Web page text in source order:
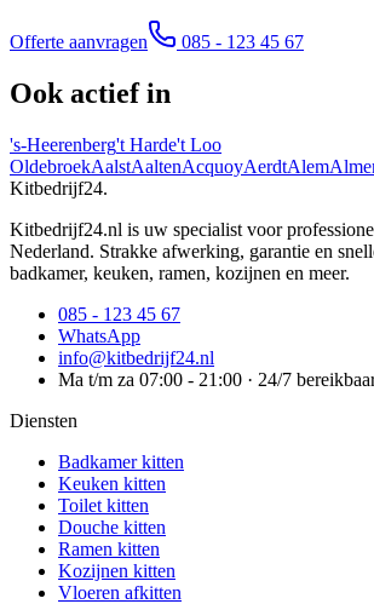
Offerte aanvragen 085 - 123 45 67
Ook actief in
's-Heerenberg't Harde't Loo
OldebroekAalstAaltenAcquoyAerdtAlem
Kitbedrijf24.
Kitbedrijf24.nl is uw specialist voor
Nederland. Strakke afwerking, garantie en
badkamer, keuken, ramen, kozijnen en meer.
085 - 123 45 67
WhatsApp
info@kitbedrijf24.nl
Ma t/m za 07:00 - 21:00 · 24/7
Diensten
Badkamer kitten
Keuken kitten
Toilet kitten
Douche kitten
Ramen kitten
Kozijnen kitten
Vloeren afkitten